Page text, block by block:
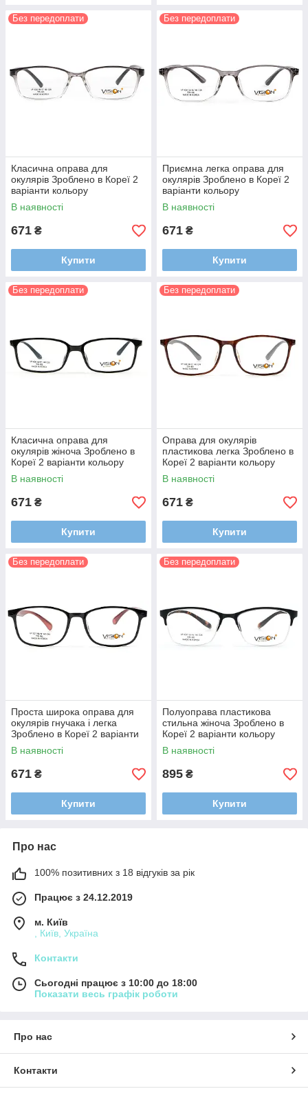
Без передоплати
Класична оправа для
окулярів Зроблено в Кореї 2
варіанти кольору
В наявності
671 ₴
Купити
Без передоплати
Приємна легка оправа для
окулярів Зроблено в Кореї 2
варіанти кольору
В наявності
671 ₴
Купити
Без передоплати
Класична оправа для
окулярів жіноча Зроблено в
Кореї 2 варіанти кольору
В наявності
671 ₴
Купити
Без передоплати
Оправа для окулярів
пластикова легка Зроблено в
Кореї 2 варіанти кольору
В наявності
671 ₴
Купити
Без передоплати
Проста широка оправа для
окулярів гнучака і легка
Зроблено в Кореї 2 варіанти
кольору
В наявності
671 ₴
Купити
Без передоплати
Полуоправа пластикова
стильна жіноча Зроблено в
Кореї 2 варіанти кольору
В наявності
895 ₴
Купити
Про нас
100% позитивних з 18 відгуків за рік
Працює з 24.12.2019
м. Київ
, Київ, Україна
Контакти
Сьогодні працює з 10:00 до 18:00
Показати весь графік роботи
Про нас
Контакти